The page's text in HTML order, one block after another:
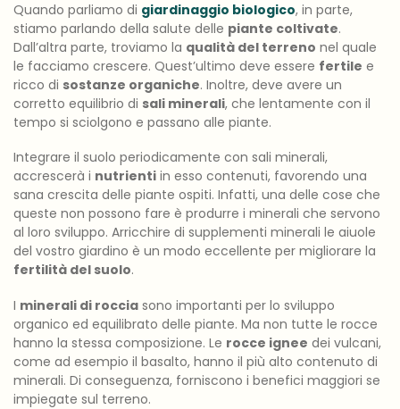
Quando parliamo di giardinaggio biologico, in parte,
stiamo parlando della salute delle piante coltivate.
Dall’altra parte, troviamo la qualità del terreno nel quale
le facciamo crescere. Quest’ultimo deve essere fertile e
ricco di sostanze organiche. Inoltre, deve avere un
corretto equilibrio di sali minerali, che lentamente con il
tempo si sciolgono e passano alle piante.
Integrare il suolo periodicamente con sali minerali,
accrescerà i nutrienti in esso contenuti, favorendo una
sana crescita delle piante ospiti. Infatti, una delle cose che
queste non possono fare è produrre i minerali che servono
al loro sviluppo. Arricchire di supplementi minerali le aiuole
del vostro giardino è un modo eccellente per migliorare la
fertilità del suolo.
I minerali di roccia sono importanti per lo sviluppo
organico ed equilibrato delle piante. Ma non tutte le rocce
hanno la stessa composizione. Le rocce ignee dei vulcani,
come ad esempio il basalto, hanno il più alto contenuto di
minerali. Di conseguenza, forniscono i benefici maggiori se
impiegate sul terreno.